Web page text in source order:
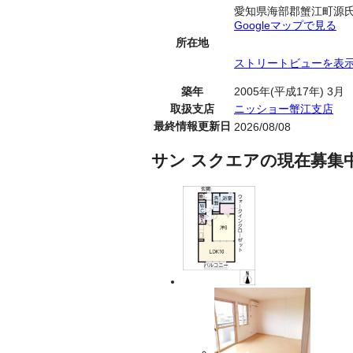
所在地
愛知県海部郡蟹江町源
Googleマップで見る
ストリートビューを表
築年
2005年(平成17年) 3月
取扱支店
ニッショー蟹江支店
最終情報更新日 2026/08/08
サン スクエアの現在募集